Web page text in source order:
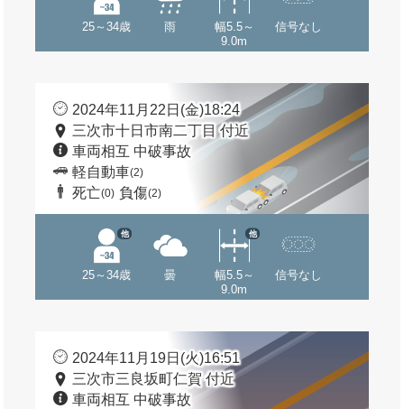
25～34歳 雨
幅5.5～
9.0m
信号なし
2024年11月22日(金)18:24
三次市十日市南二丁目 付近
車両相互 中破事故
軽自動車(2)
死亡(0) 負傷(2)
25～34歳
他
曇
幅5.5～
9.0m
他
信号なし
2024年11月19日(火)16:51
三次市三良坂町仁賀 付近
車両相互 中破事故